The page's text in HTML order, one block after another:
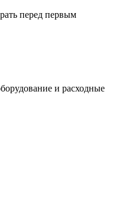
перед первым
и расходные